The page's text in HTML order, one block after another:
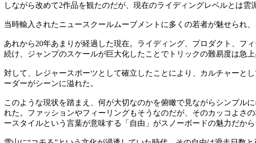
しながら改めて2作品を観たのだが、現在のライディングレベルとは雲
当時輸入されたニュースクールムーブメントに多くの若者が魅せられ
あれから20年あまりが経過した現在。ライディング、プロダクト、フ
続け、ジャンプのスケールが巨大化したことでトリックの難易度は急
対して、レジャースポーツとして確立したことにより、カルチャーと
ーダーがシーンに溢れた。
このような現状を踏まえ、何が大切なのかを俯瞰で見ながらシンプル
れた。ファッションやフィーリングもそうなのだが、そのカッコよさ
ースタイルという言葉が意味する「自由」がスノーボードの魅力だか